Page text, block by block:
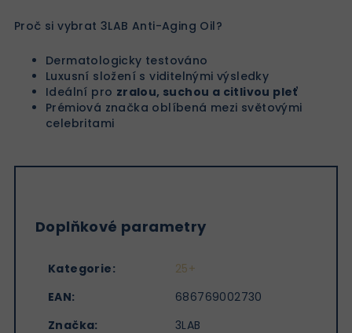
Proč si vybrat 3LAB Anti-Aging Oil?
Dermatologicky testováno
Luxusní složení s viditelnými výsledky
Ideální pro zralou, suchou a citlivou pleť
Prémiová značka oblíbená mezi světovými
celebritami
Doplňkové parametry
Kategorie:
25+
EAN:
686769002730
Značka: 3LAB